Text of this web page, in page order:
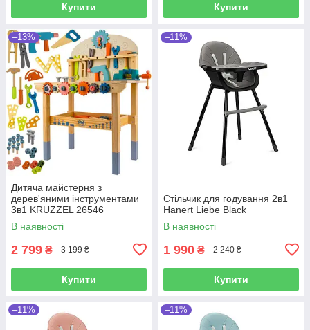
Купити Купити
–13%
Дитяча майстерня з
дерев'яними інструментами
3в1 KRUZZEL 26546
В наявності
2 799 ₴ 3 199 ₴
Купити
–11%
Стільчик для годування 2в1
Hanert Liebe Black
В наявності
1 990 ₴ 2 240 ₴
Купити
–11% –11%